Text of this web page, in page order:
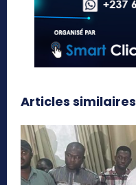
Articles similaires